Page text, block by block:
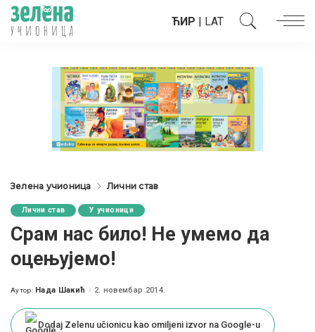
ЋИР | LAT
Зелена учионица Лични став
Лични став У учионици
Срам нас било! Не умемо да
оцењујемо!
Posted
Аутор: Нада Шакић 2. новембар 2014.
Dodaj Zelenu učionicu kao omiljeni izvor na Google-u